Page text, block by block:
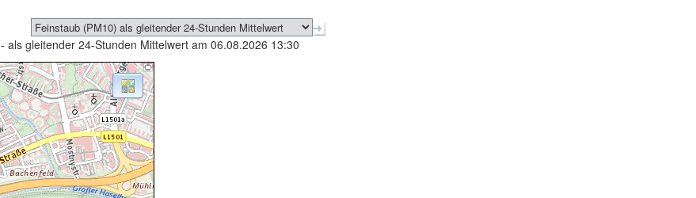
- als gleitender 24-Stunden Mittelwert am 06.08.2026 13:30